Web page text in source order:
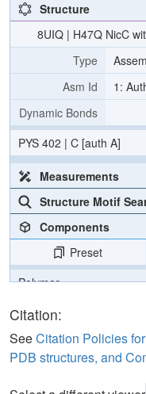
Structure
8UIQ | H47Q NicC
Type
Asm Id
1:
Dynamic Bonds
PYS 402 | C [auth A]
Measurements
Structure Motif
Components
Preset
Polymer
Ligand
Water
[Focus] Target
[Focus] Surroundings (5 Å)
Citation:
SeeCitation Policies
PDB structures, and